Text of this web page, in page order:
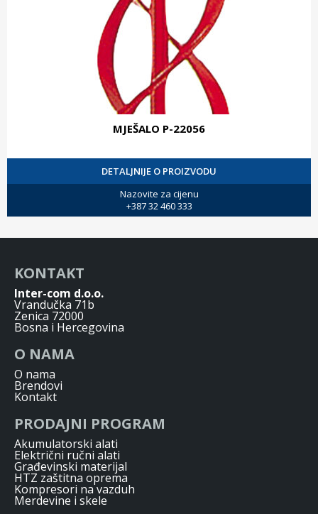
MJEŠALO P-22056
DETALJNIJE O PROIZVODU
Nazovite za cijenu
+387 32 460 333
KONTAKT
Inter-com d.o.o.
Vrandučka 71b
Zenica 72000
Bosna i Hercegovina
O NAMA
O nama
Brendovi
Kontakt
PRODAJNI PROGRAM
Akumulatorski alati
Električni ručni alati
Građevinski materijal
HTZ zaštitna oprema
Kompresori na vazduh
Merdevine i skele